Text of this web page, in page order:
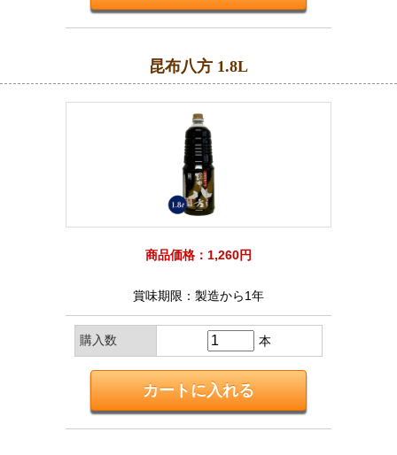
昆布八方 1.8L
商品価格：1,260円
賞味期限：製造から1年
購入数 本